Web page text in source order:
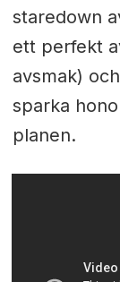
staredown
ett perfekt
avsmak)
sparka
planen.